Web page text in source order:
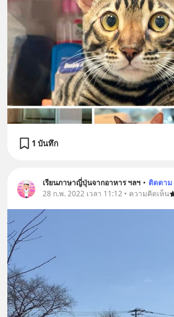
1 บันทึก
เรียนภาษาญี่ปุ่นจากอาหาร ฯลฯ • ติดตาม
28 ก.พ. 2022 เวลา 11:12 • ความคิดเห็น